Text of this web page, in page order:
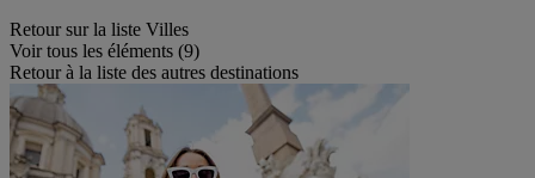
Retour sur la liste Villes
Voir tous les éléments (9)
Retour à la liste des autres destinations